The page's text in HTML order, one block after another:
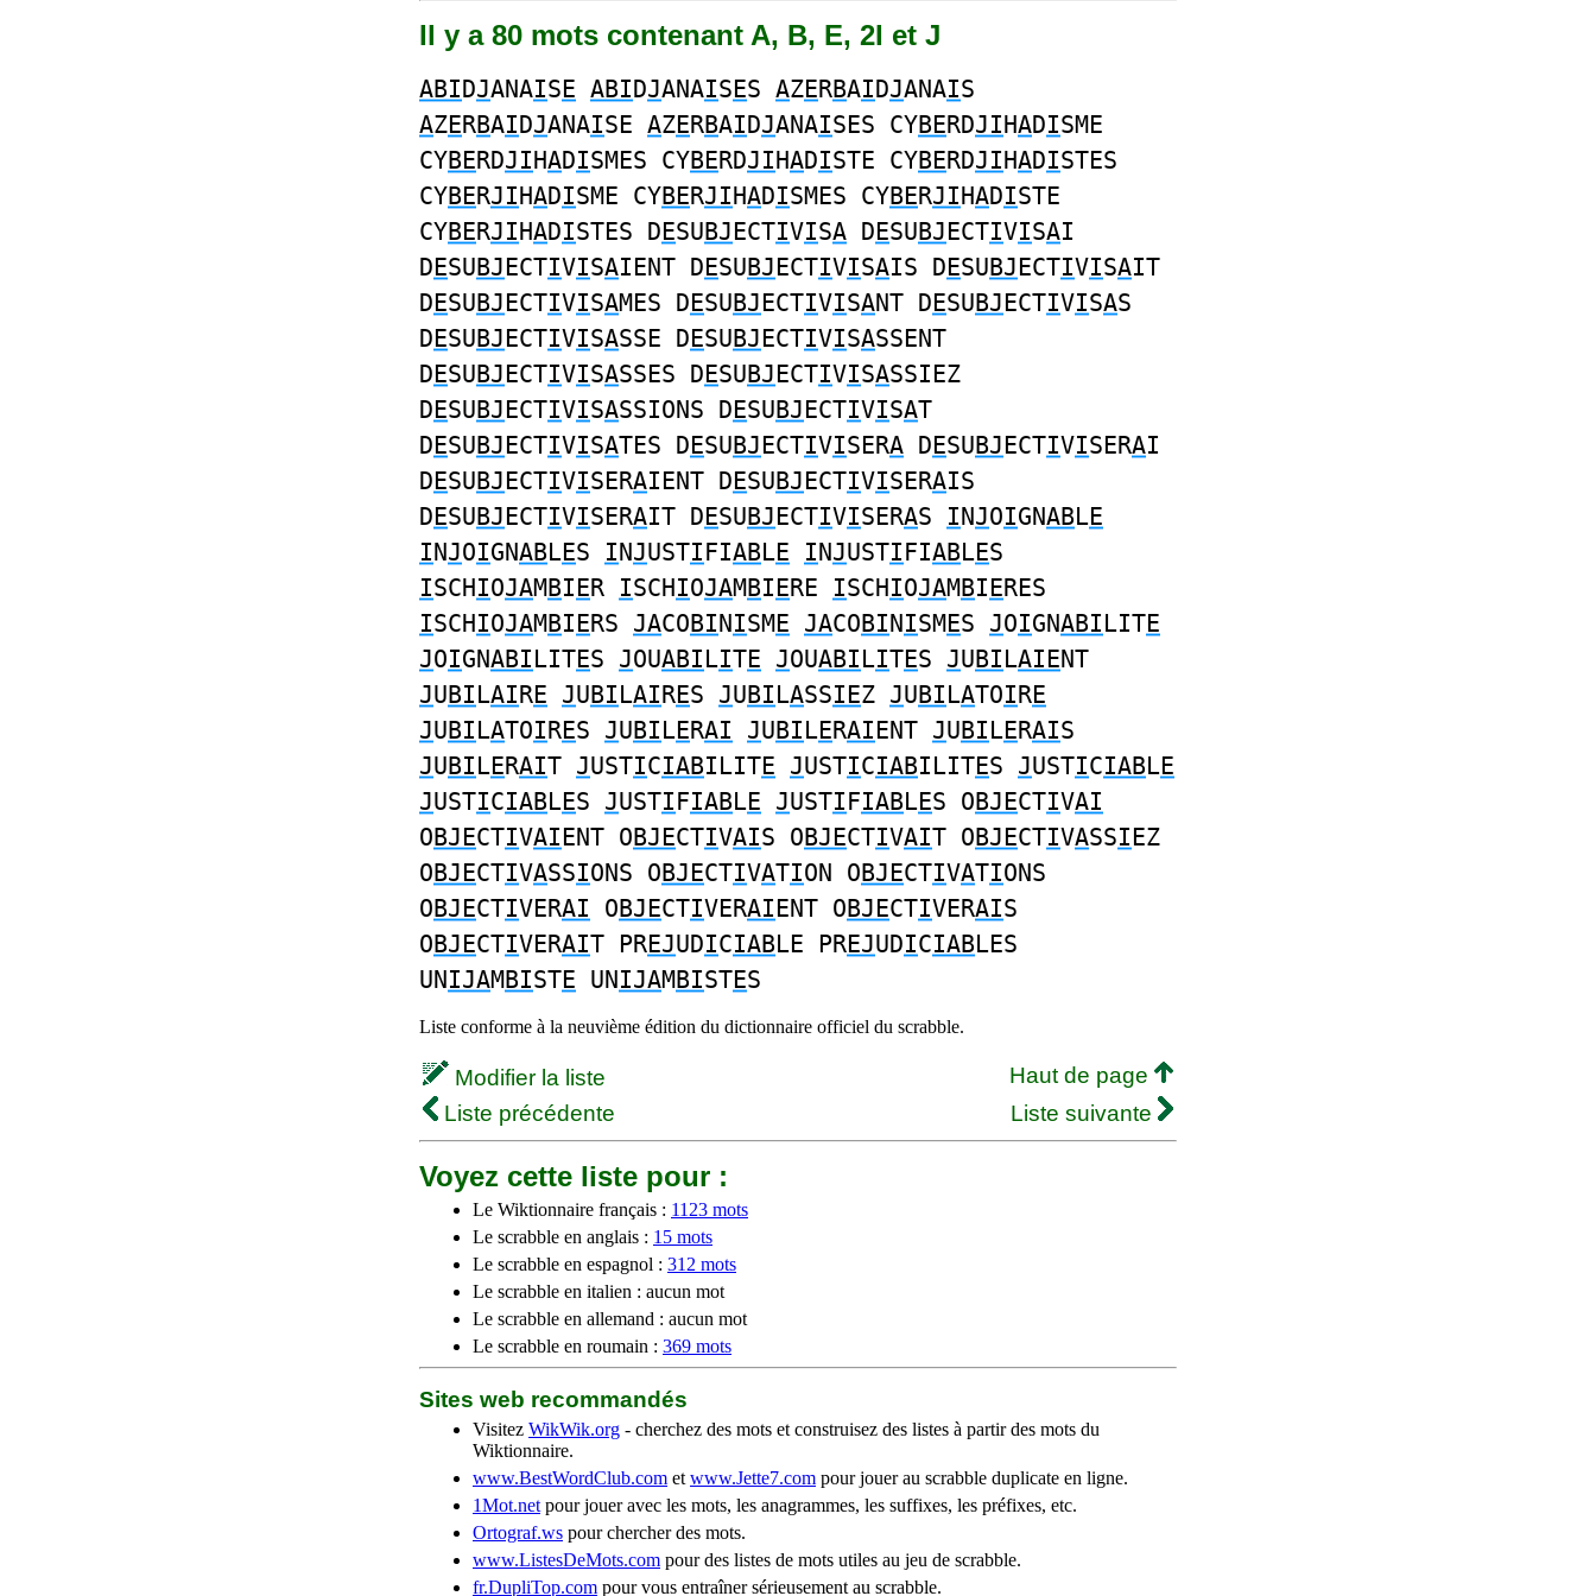
Il y a 80 mots contenant A, B, E, 2I et J
ABIDJANAISE ABIDJANAISES AZERBAIDJANAIS
AZERBAIDJANAISE AZERBAIDJANAISES CYBERDJIHADISME
CYBERDJIHADISMES CYBERDJIHADISTE CYBERDJIHADISTES
CYBERJIHADISME CYBERJIHADISMES CYBERJIHADISTE
CYBERJIHADISTES DESUBJECTIVISA DESUBJECTIVISAI
DESUBJECTIVISAIENT DESUBJECTIVISAIS DESUBJECTIVISAIT
DESUBJECTIVISAMES DESUBJECTIVISANT DESUBJECTIVISAS
DESUBJECTIVISASSE DESUBJECTIVISASSENT
DESUBJECTIVISASSES DESUBJECTIVISASSIEZ
DESUBJECTIVISASSIONS DESUBJECTIVISAT
DESUBJECTIVISATES DESUBJECTIVISERA DESUBJECTIVISERAI
DESUBJECTIVISERAIENT DESUBJECTIVISERAIS
DESUBJECTIVISERAIT DESUBJECTIVISERAS INJOIGNABLE
INJOIGNABLES INJUSTIFIABLE INJUSTIFIABLES
ISCHIOJAMBIER ISCHIOJAMBIERE ISCHIOJAMBIERES
ISCHIOJAMBIERS JACOBINISME JACOBINISMES JOIGNABILITE
JOIGNABILITES JOUABILITE JOUABILITES JUBILAIENT
JUBILAIRE JUBILAIRES JUBILASSIEZ JUBILATOIRE
JUBILATOIRES JUBILERAI JUBILERAIENT JUBILERAIS
JUBILERAIT JUSTICIABILITE JUSTICIABILITES JUSTICIABLE
JUSTICIABLES JUSTIFIABLE JUSTIFIABLES OBJECTIVAI
OBJECTIVAIENT OBJECTIVAIS OBJECTIVAIT OBJECTIVASSIEZ
OBJECTIVASSIONS OBJECTIVATION OBJECTIVATIONS
OBJECTIVERAI OBJECTIVERAIENT OBJECTIVERAIS
OBJECTIVERAIT PREJUDICIABLE PREJUDICIABLES
UNIJAMBISTE UNIJAMBISTES
Liste conforme à la neuvième édition du dictionnaire officiel du scrabble.
Modifier la liste
Haut de page
Liste précédente
Liste suivante
Voyez cette liste pour :
Le Wiktionnaire français : 1123 mots
Le scrabble en anglais : 15 mots
Le scrabble en espagnol : 312 mots
Le scrabble en italien : aucun mot
Le scrabble en allemand : aucun mot
Le scrabble en roumain : 369 mots
Sites web recommandés
Visitez WikWik.org - cherchez des mots et construisez des listes à partir des mots du
Wiktionnaire.
www.BestWordClub.com et www.Jette7.com pour jouer au scrabble duplicate en ligne.
1Mot.net pour jouer avec les mots, les anagrammes, les suffixes, les préfixes, etc.
Ortograf.ws pour chercher des mots.
www.ListesDeMots.com pour des listes de mots utiles au jeu de scrabble.
fr.DupliTop.com pour vous entraîner sérieusement au scrabble.